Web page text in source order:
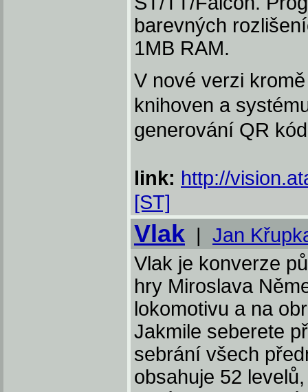
barevných
1MB RAM.
V nové verzi
knihoven a
generování QR
link: http://
[ST]
Vlak | Jan
Vlak je konverze
hry Miroslava
lokomotivu a na
Jakmile seberete
sebrání všech
obsahuje 52